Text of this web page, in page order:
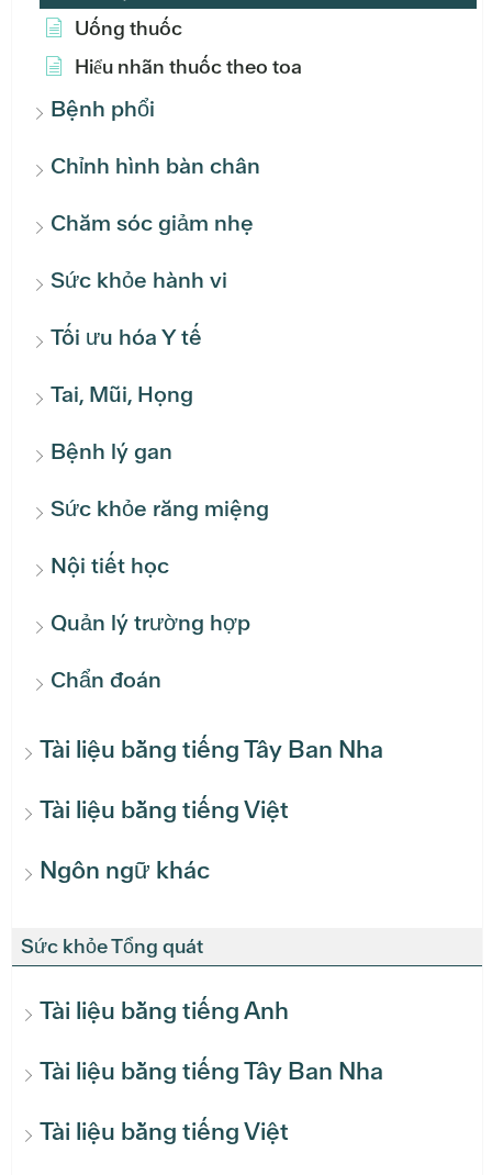
Uống thuốc
Hiểu nhãn thuốc theo toa
Bệnh phổi
Chỉnh hình bàn chân
Chăm sóc giảm nhẹ
Sức khỏe hành vi
Tối ưu hóa Y tế
Tai, Mũi, Họng
Bệnh lý gan
Sức khỏe răng miệng
Nội tiết học
Quản lý trường hợp
Chẩn đoán
Tài liệu bằng tiếng Tây Ban Nha
Tài liệu bằng tiếng Việt
Ngôn ngữ khác
Sức khỏe Tổng quát
Tài liệu bằng tiếng Anh
Tài liệu bằng tiếng Tây Ban Nha
Tài liệu bằng tiếng Việt